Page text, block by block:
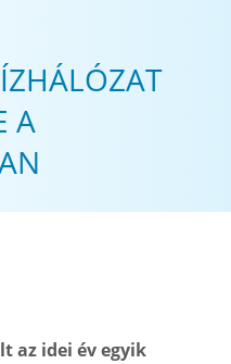
A
az idei év egyik